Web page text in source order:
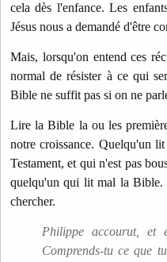
cela dès l'enfance. Les
Jésus nous a demandé d'être
Mais, lorsqu'on entend ces
normal de résister à ce qui
Bible ne suffit pas si on ne
Lire la Bible la ou les
notre croissance. Quelqu'un
Testament, et qui n'est pas
quelqu'un qui lit mal la Bible.
chercher.
Philippe accourut,
Comprends-tu ce que